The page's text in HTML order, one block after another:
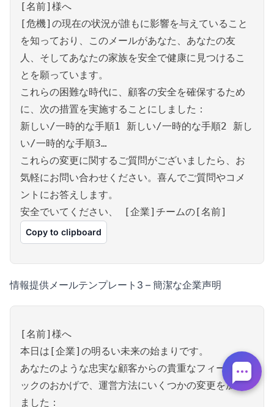
[名前]様へ
[危機]の現在の状況が誰もに影響を与えていること
を知っており、このメールがあなた、あなたの友
人、そしてあなたの家族を安全で健康に見つけるこ
とを願っています。
これらの困難な時代に、顧客の安全を確保するため
に、次の措置を実施することにしました：
新しい/一時的な手順1 新しい/一時的な手順2 新し
い/一時的な手順3…
これらの変更に関するご質問がございましたら、お
気軽にお問い合わせください。喜んでご質問やコメ
ントにお答えします。
安全でいてください、 [企業]チームの[名前]
Copy to clipboard
情報提供メールテンプレート3 – 簡潔な企業声明
[名前]様へ
本日は[企業]の明るい未来の始まりです。
あなたのような忠実な顧客からの貴重なフィードバ
ックのおかげで、運営方法にいくつかの変更を加え
ました：